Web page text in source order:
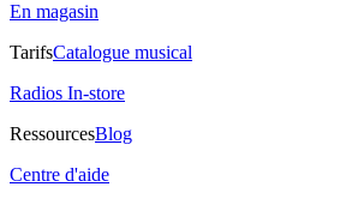
En magasin
TarifsCatalogue musical
Radios In-store
RessourcesBlog
Centre d'aide